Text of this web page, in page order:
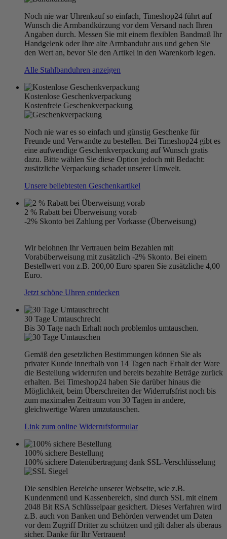
Noch nie war Uhrenkauf so einfach, Timeshop24 führt auf
Wunsch die Armbandkürzung vor dem Versand nach Ihren
Angaben durch. Messen Sie mit einem flexiblen Bandmaß Ihr
Handgelenk oder Ihre alte Armbanduhr aus und geben Sie
den Wert an, bevor Sie den Artikel in den Warenkorb legen.
Alle Stahlbanduhren anzeigen
Kostenlose Geschenkverpackung
Kostenfreie Geschenkverpackung
Noch nie war es so einfach und günstig Geschenke für
Freunde und Verwandte zu bestellen. Bei Timeshop24 gibt es
eine aufwendige Geschenkverpackung auf Wunsch gratis
dazu. Bitte wählen Sie diese Option jedoch mit Bedacht:
zusätzliche Verpackung schadet unserer Umwelt.
Unsere beliebtesten Geschenkartikel
2 % Rabatt bei Überweisung vorab
-2% Skonto bei Zahlung per Vorkasse (Überweisung)
Wir belohnen Ihr Vertrauen beim Bezahlen mit
Vorabüberweisung mit zusätzlich -2% Skonto. Bei einem
Bestellwert von z.B. 200,00 Euro sparen Sie zusätzliche 4,00
Euro.
Jetzt schöne Uhren entdecken
30 Tage Umtauschrecht
Bis 30 Tage nach Erhalt noch problemlos umtauschen.
Gemäß den gesetzlichen Bestimmungen können Sie als
privater Kunde innerhalb von 14 Tagen nach Erhalt der Ware
die Bestellung widerrufen und bereits bezahlte Beträge zurück
erhalten. Bei Timeshop24 haben Sie darüber hinaus die
Möglichkeit, beim Überschreiten der Widerrufsfrist noch bis
zum maximalen Zeitraum von 30 Tagen in andere,
gleichwertige Waren umzutauschen.
Link zum online Widerrufsformular
100% sichere Bestellung
100% sichere Datenübertragung dank SSL-Verschlüsselung
Die sensiblen Bereiche unserer Webseite, wie z.B.
Kundenmenü und Kassenbereich, sind durch SSL mit einem
2048 Bit RSA Schlüsselpaar gesichert. Dieses Verfahren wird
z.B. auch von Banken und Behörden verwendet um Daten
vor dem Zugriff Dritter zu schützen und gilt daher als überaus
sicher. Danke für Ihr Vertrauen!